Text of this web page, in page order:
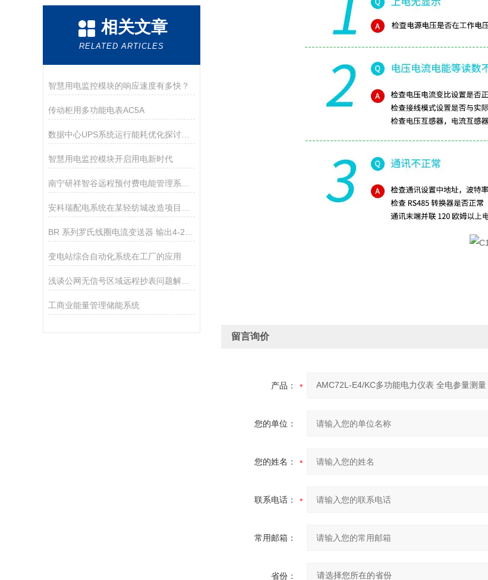
相关文章
RELATED ARTICLES
智慧用电监控模块的响应速度有多快？
传动柜用多功能电表AC5A
数据中心UPS系统运行能耗优化探讨与应用
智慧用电监控模块开启用电新时代
变电站综合自动化系统在工厂的应用
浅谈公网无信号区域远程抄表问题解决方案及产品选型
工商业能量管理储能系统
留言询价
产品：
您的单位：
您的姓名：
联系电话：
常用邮箱：
省份：